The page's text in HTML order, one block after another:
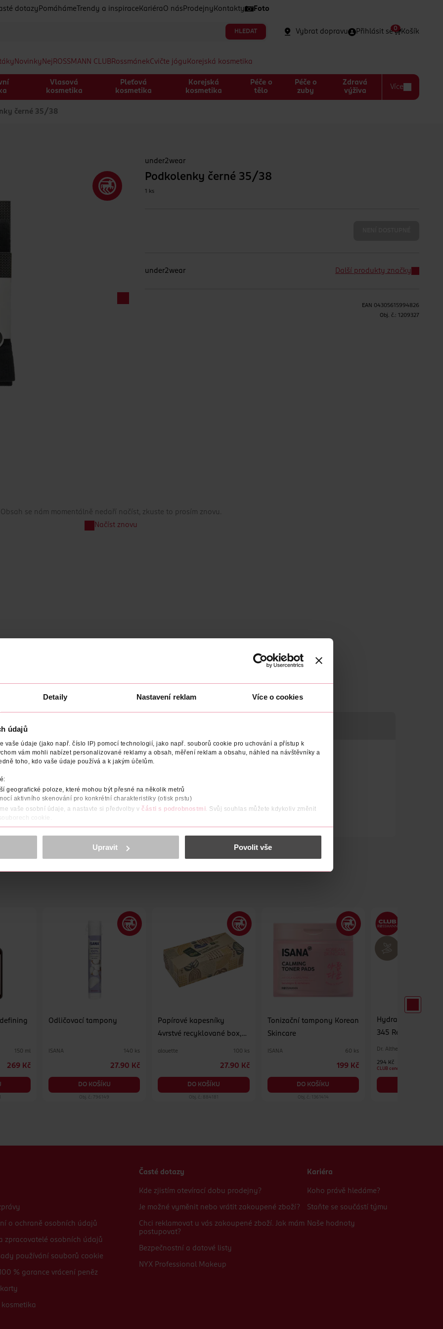
Detaily Nastavení reklam Více o cookies
údajů
vaše údaje (jako např. číslo IP) pomocí technologií, jako např. souborů cookie pro uchování a přístup k
vám mohli nabízet personalizované reklamy a obsah, měření reklam a obsahu, náhled na návštěvníky a
toho, kdo vaše údaje používá a k jakým účelům.
geografické poloze, které mohou být přesné na několik metrů
aktivního skenování pro konkrétní charakteristiky (otisk prstu)
vaše osobní údaje, a nastavte si předvolby v části s podrobnostmi . Svůj souhlas můžete kdykoliv změnit
cookie.
a reklam, funkcí sociálních médií, analýze návštěvnosti, které mohou nést osobní údaje.
osobních údajů.
<
Upravit Povolit vše
dotazy Pomáháme Trendy a inspirace Kariéra O nás Prodejny Kontakty Foto
HLEDAT Vybrat dopravu Přihlásit se Košík
0
Novinky Nej ROSSMANN CLUBRossmánekCvičte jógu Korejská kosmetika
Vlasová
kosmetika
Pleťová
kosmetika
Korejská
kosmetika
Péče o
tělo
Péče o
zuby
Zdravá
výživa
Více
černé 35/38
under2wear
Podkolenky černé 35/38
1 ks
under2wear Další produkty značky
EAN 04305615994826
Obj. č.: 1209327
Obsah se nám momentálně nedaří načíst, zkuste to prosím znovu.
Načíst znovu
150 ml
269 Kč
Odličovací tampony
ISANA 140 ks
27.90 Kč
DO KOŠÍKU
Obj. č.: 796149
Papírové kapesníky
4vrstvé recyklované box,
alouette 100 ks
27.90 Kč
DO KOŠÍKU
Obj. č.: 884181
Tonizační tampony Korean
Skincare
ISANA 60 ks
199 Kč
DO KOŠÍKU
Obj. č.: 1361414
Hydratační
345 Relief Cream
Dr. Althea
294 Kč
CLUB cena
o ochraně osobních údajů
zpracovatelé osobních údajů
používání souborů cookie
% garance vrácení peněz
kosmetika
Časté dotazy
Kde zjistím otevírací dobu prodejny?
Je možné vyměnit nebo vrátit zakoupené zboží?
Chci reklamovat u vás zakoupené zboží. Jak mám
postupovat?
Bezpečnostní a datové listy
NYX Professional Makeup
Kariéra
Koho právě hledáme?
Staňte se součástí týmu
Naše hodnoty